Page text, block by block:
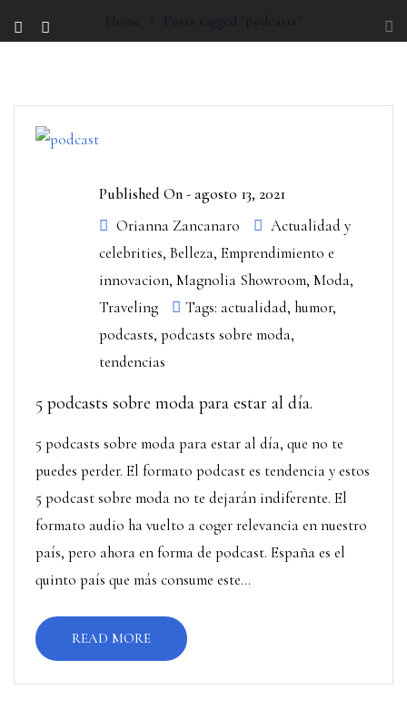
Home Posts tagged "podcasts"
Published On -agosto 13, 2021
Orianna Zancanaro
Actualidad y
celebrities, Belleza, Emprendimiento e
innovacion, Magnolia Showroom, Moda,
Traveling
Tags: actualidad, humor,
podcasts, podcasts sobre moda,
tendencias
5 podcasts sobre moda para estar al día.
5 podcasts sobre moda para estar al día, que no te
puedes perder. El formato podcast es tendencia y estos
5 podcast sobre moda no te dejarán indiferente. El
formato audio ha vuelto a coger relevancia en nuestro
país, pero ahora en forma de podcast. España es el
quinto país que más consume este...
READ MORE